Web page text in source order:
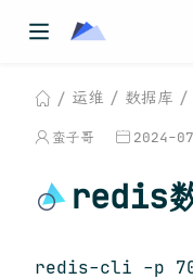
运维 数据库
蛮子哥 2024-
redis
redis-cli -p